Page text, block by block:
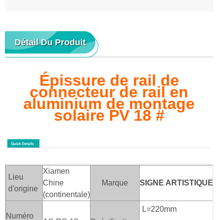
Détail Du Produit
Épissure de rail de
connecteur de rail en
aluminium de montage
solaire PV 18 #
Lieu
d'origine
Xiamen
Chine
(continentale)
Marque SIGNE ARTISTIQUE
Numéro
L=220mm